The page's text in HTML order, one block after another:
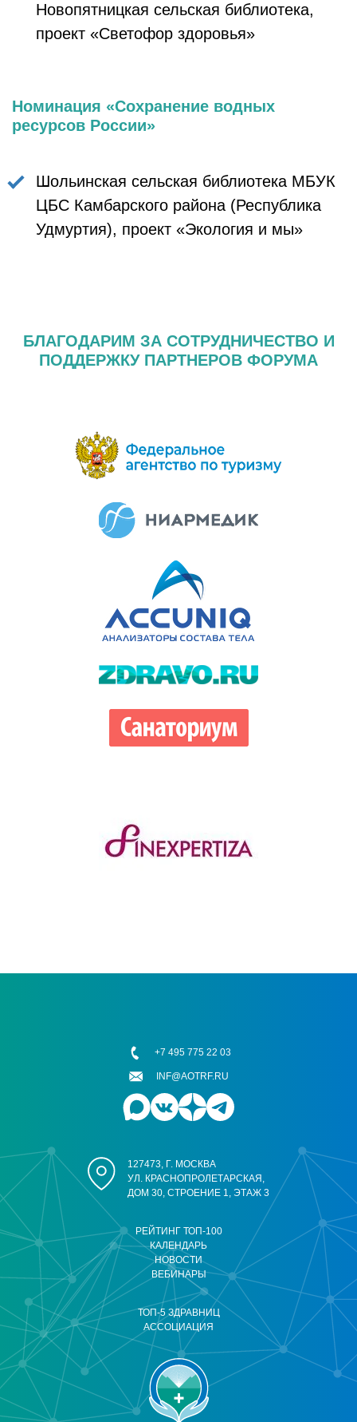
Новопятницкая сельская библиотека,
проект «Светофор здоровья»
Номинация «Сохранение водных
ресурсов России»
Шольинская сельская библиотека МБУК
ЦБС Камбарского района (Республика
Удмуртия), проект «Экология и мы»
БЛАГОДАРИМ ЗА СОТРУДНИЧЕСТВО И
ПОДДЕРЖКУ ПАРТНЕРОВ ФОРУМА
РЕЙТИНГ ТОП-100
КАЛЕНДАРЬ
НОВОСТИ
ВЕБИНАРЫ
ТОП-5 ЗДРАВНИЦ
АССОЦИАЦИЯ
127473, Г. МОСКВА
УЛ. КРАСНОПРОЛЕТАРСКАЯ,
ДОМ 30, СТРОЕНИЕ 1, ЭТАЖ 3
+7 495 775 22 03
INF@AOTRF.RU